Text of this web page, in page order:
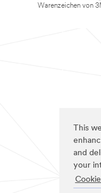
This
and
your
Warenzeichen von